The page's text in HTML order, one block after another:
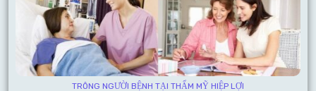
TRÔNG NGƯỜI BỆNH TẠI THẨM MỸ HIỆP LỢI